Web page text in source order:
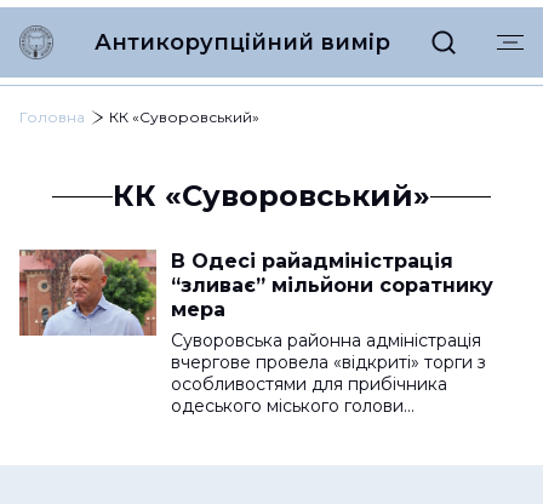
Антикорупційний вимір
Головна КК «Суворовський»
КК «Суворовський»
В Одесі райадміністрація
“зливає” мільйони соратнику
мера
Суворовська районна адміністрація
вчергове провела «відкриті» торги з
особливостями для прибічника
одеського міського голови…